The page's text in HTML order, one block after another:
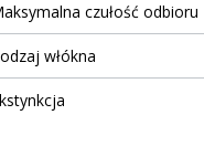
czułość odbioru
włókna